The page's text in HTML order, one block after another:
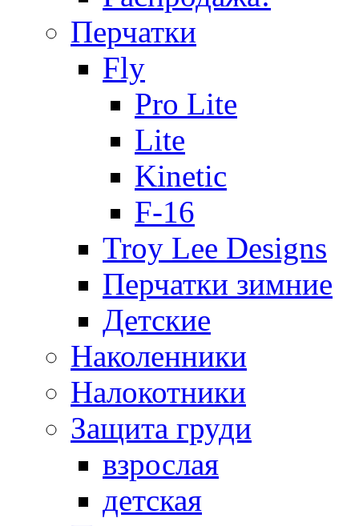
Перчатки
Fly
Pro Lite
Lite
Kinetic
F-16
Troy Lee Designs
Перчатки зимние
Детские
Наколенники
Налокотники
Защита груди
взрослая
детская